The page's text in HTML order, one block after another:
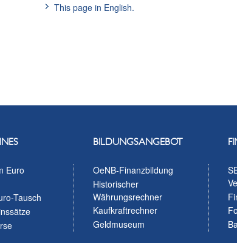
This page in English.
Euro
Tausch
BILDUNGSANGEBOT
OeNB-Finanzbildung
Historischer
Währungsrechner
Kaufkraftrechner
Geldmuseum